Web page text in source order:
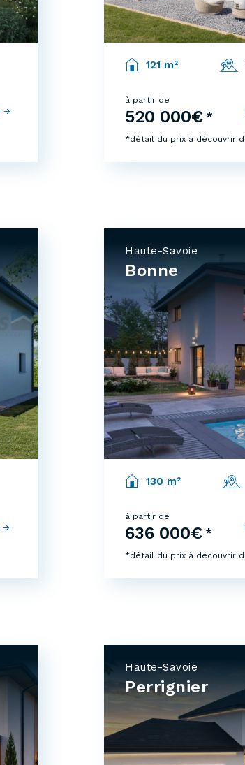
121 m²
à partir de
520 000€ *
*détail du prix à découvrir
Haute-Savoie
Bonne
130 m²
à partir de
636 000€ *
*détail du prix à découvrir
Haute-Savoie
Perrignier